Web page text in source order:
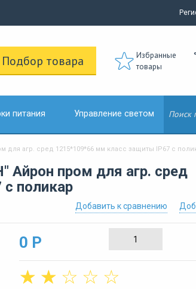
Подбор товара
Избранные
товары
питания Управление светом
агр. сред 1215*109*66 мм класс защиты IP67 с
Айрон пром для агр. сред
поликар
Добавить к сравнению
0 Р
☆
☆
☆
☆
☆